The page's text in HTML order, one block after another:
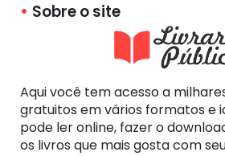
Sobre o site
Aqui você tem acesso a
gratuitos em vários formatos e
pode ler online, fazer o
os livros que mais gosta com